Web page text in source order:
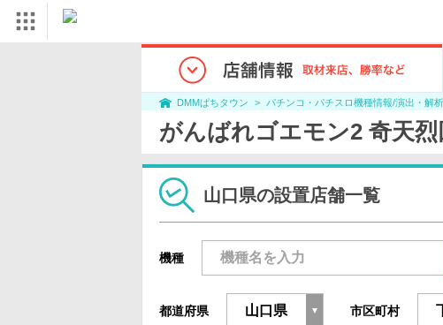
DMMぱちタウン パチンコ・パチスロ機種情報/演出・解
がんばれゴエモン2 奇天
山口県の設置店舗一覧
機種
都道府県 市区町村